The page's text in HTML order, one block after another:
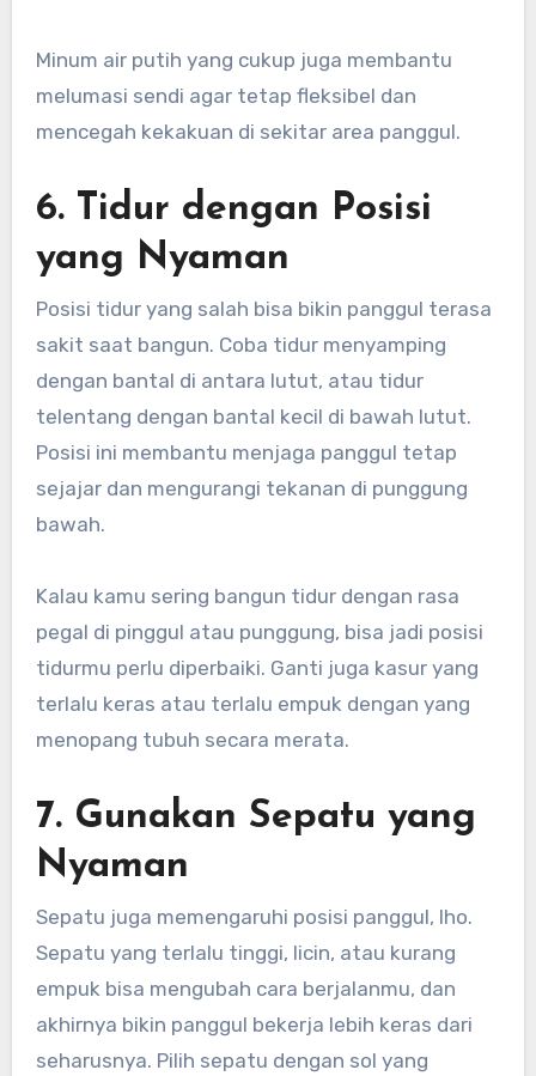
Minum air putih yang cukup juga membantu
melumasi sendi agar tetap fleksibel dan
mencegah kekakuan di sekitar area panggul.
6. Tidur dengan Posisi
yang Nyaman
Posisi tidur yang salah bisa bikin panggul terasa
sakit saat bangun. Coba tidur menyamping
dengan bantal di antara lutut, atau tidur
telentang dengan bantal kecil di bawah lutut.
Posisi ini membantu menjaga panggul tetap
sejajar dan mengurangi tekanan di punggung
bawah.
Kalau kamu sering bangun tidur dengan rasa
pegal di pinggul atau punggung, bisa jadi posisi
tidurmu perlu diperbaiki. Ganti juga kasur yang
terlalu keras atau terlalu empuk dengan yang
menopang tubuh secara merata.
7. Gunakan Sepatu yang
Nyaman
Sepatu juga memengaruhi posisi panggul, lho.
Sepatu yang terlalu tinggi, licin, atau kurang
empuk bisa mengubah cara berjalanmu, dan
akhirnya bikin panggul bekerja lebih keras dari
seharusnya. Pilih sepatu dengan sol yang